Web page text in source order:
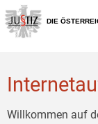
Zur
Hauptnavigation
[1]
Zum
Inhalt
[2]
DIE
Willkommen auf